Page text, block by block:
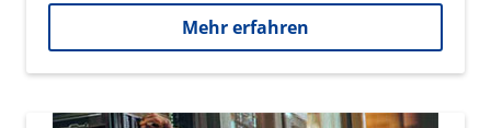
Mehr erfahren